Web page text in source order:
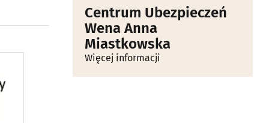
Centrum Ubezpieczeń
Wena Anna
Miastkowska
Więcej informacji